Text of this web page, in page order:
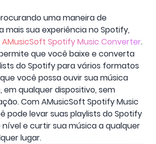
uma maneira de
mais sua experiência no Spotify,
AMusicSoft Spotify Music Converter.
que você baixe e converta
do Spotify para vários formatos
você possa ouvir sua música
qualquer dispositivo, sem
Com AMusicSoft Spotify Music
pode levar suas playlists do Spotify
e curtir sua música a qualquer
lugar.